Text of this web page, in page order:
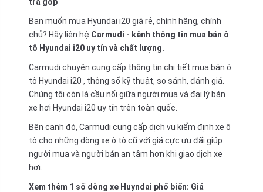
Bạn muốn mua Hyundai i20 giá rẻ, chính hãng, chính
chủ? Hãy liên hệ Carmudi - kênh thông tin mua bán ô
tô Hyundai i20 uy tín và chất lượng.
Carmudi chuyên cung cấp thông tin chi tiết mua bán ô
tô Hyundai i20 , thông số kỹ thuật, so sánh, đánh giá.
Chúng tôi còn là cầu nối giữa người mua và đại lý bán
xe hơi Hyundai i20 uy tín trên toàn quốc.
Bên cạnh đó, Carmudi cung cấp dịch vụ kiểm định xe ô
tô cho những dòng xe ô tô cũ với giá cực ưu đãi giúp
người mua và người bán an tâm hơn khi giao dịch xe
hơi.
Xem thêm 1 số dòng xe Huyndai phổ biến: Giá